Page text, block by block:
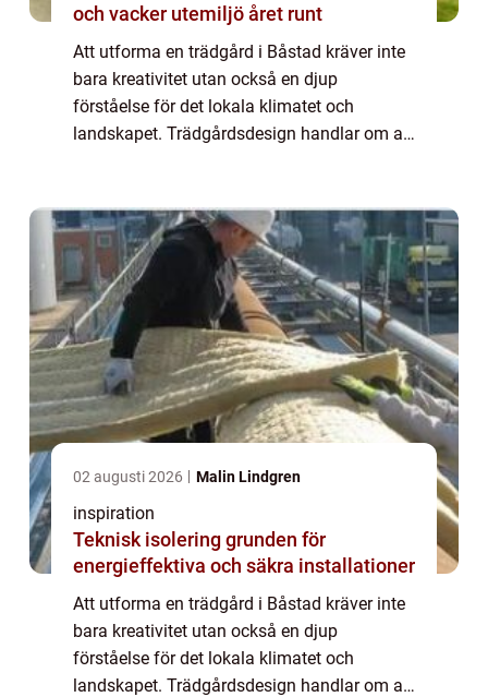
och vacker utemiljö året runt
Att utforma en trädgård i Båstad kräver inte
bara kreativitet utan också en djup
förståelse för det lokala klimatet och
landskapet. Trädgårdsdesign handlar om att
02 augusti 2026 Malin Lindgren
inspiration
Teknisk isolering grunden för
energieffektiva och säkra installationer
Att utforma en trädgård i Båstad kräver inte
bara kreativitet utan också en djup
förståelse för det lokala klimatet och
landskapet. Trädgårdsdesign handlar om att